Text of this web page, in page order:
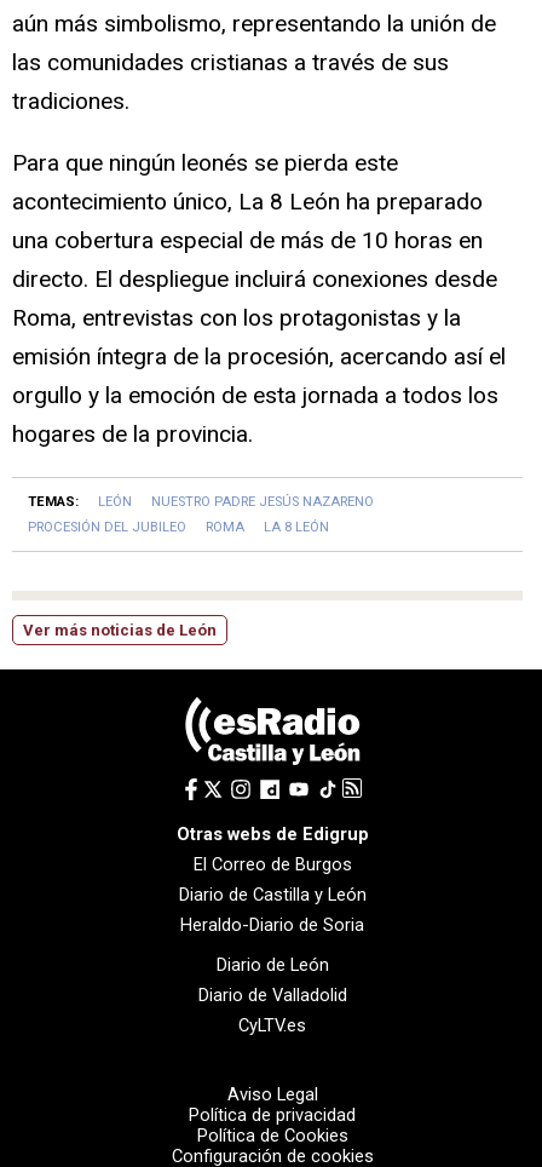
aún más simbolismo, representando la unión de
las comunidades cristianas a través de sus
tradiciones.
Para que ningún leonés se pierda este
acontecimiento único, La 8 León ha preparado
una cobertura especial de más de 10 horas en
directo. El despliegue incluirá conexiones desde
Roma, entrevistas con los protagonistas y la
emisión íntegra de la procesión, acercando así el
orgullo y la emoción de esta jornada a todos los
hogares de la provincia.
TEMAS: LEÓN
NUESTRO PADRE JESÚS NAZARENO
PROCESIÓN DEL JUBILEO
ROMA LA 8 LEÓN
Ver más noticias de León
Otras webs de Edigrup
El Correo de Burgos
Diario de Castilla y León
Heraldo-Diario de Soria
Diario de León
Diario de Valladolid
CyLTV.es
Aviso Legal
Política de privacidad
Política de Cookies
Configuración de cookies